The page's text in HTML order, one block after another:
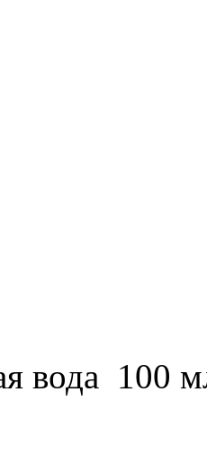
вода 100